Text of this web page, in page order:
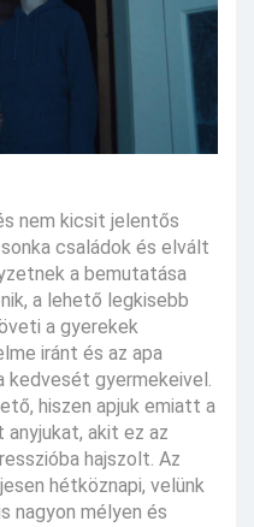
nem kicsit jelentős
családok és elvált
a bemutatása
a lehető legkisebb
a gyerekek
iránt és az apa
gyermekeivel.
hiszen apjuk emiatt a
akit ez az
hajszolt. Az
hétköznapi, velünk
nagyon mélyen és